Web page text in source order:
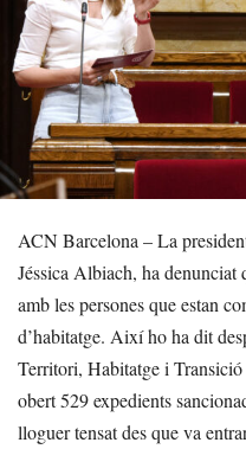
ACN Barcelona – La
Jéssica Albiach, ha denunciat
amb les persones que estan
d’habitatge. Així ho ha dit
Territori, Habitatge i
obert 529 expedients
lloguer tensat des que va